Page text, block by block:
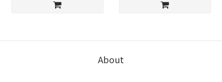
About